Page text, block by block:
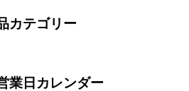
カテゴリー
業日カレンダー